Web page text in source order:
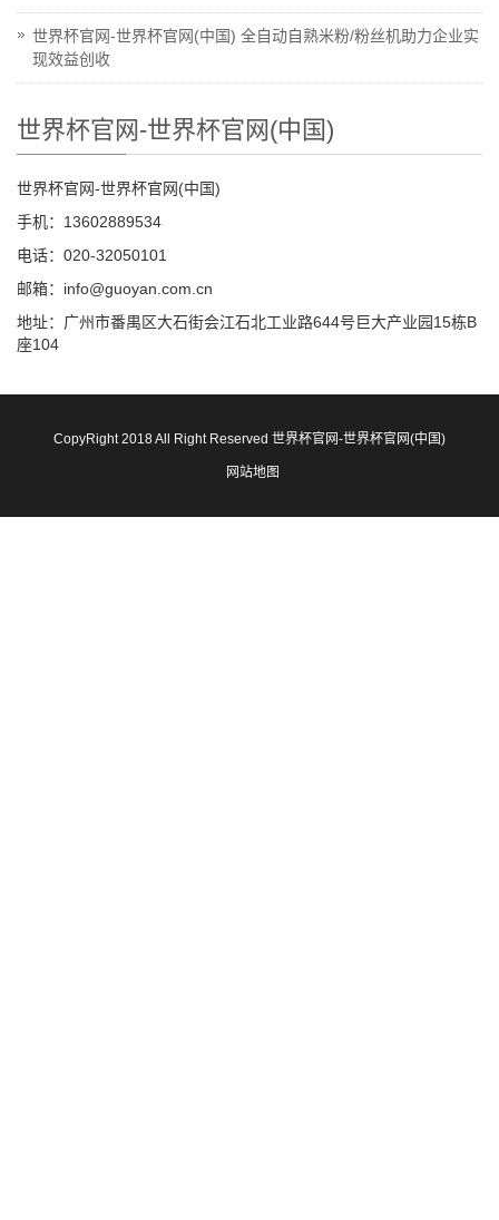
世界杯官网-世界杯官网(中国) 全自动自熟米粉/粉丝机助力企业实
现效益创收
世界杯官网-世界杯官网(中国)
世界杯官网-世界杯官网(中国)
手机：13602889534
电话：020-32050101
邮箱：info@guoyan.com.cn
地址：广州市番禺区大石街会江石北工业路644号巨大产业园15栋B
座104
CopyRight 2018 All Right Reserved 世界杯官网-世界杯官网(中国)
网站地图